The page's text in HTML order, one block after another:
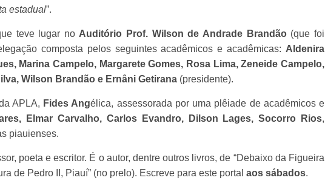
estadual”.
teve lugar no Auditório Prof. Wilson de Andrade Brandão(que foi
composta pelos seguintes acadêmicos e acadêmicas: Aldenira
Marina Campelo, Margarete Gomes, Rosa Lima, Zeneide Campelo,
Wilson Brandão e Ernâni Getirana (presidente).
APLA, Fides Angélica, assessorada por uma plêiade de acadêmicos e
Elmar Carvalho, Carlos Evandro, Dilson Lages, Socorro Rios,
piauienses.
poeta e escritor. É o autor, dentre outros livros, de “Debaixo da Figueira
de Pedro II, Piauí” (no prelo). Escreve para este portal aos sábados.